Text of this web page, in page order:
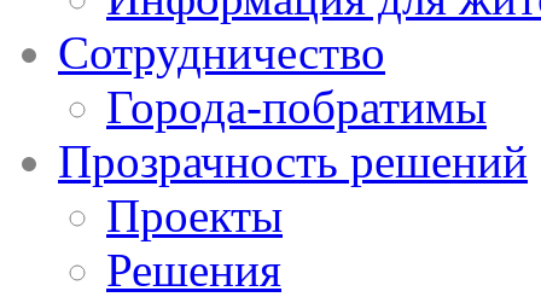
Сотрудничество
Города-побратимы
Прозрачность решений
Проекты
Решения